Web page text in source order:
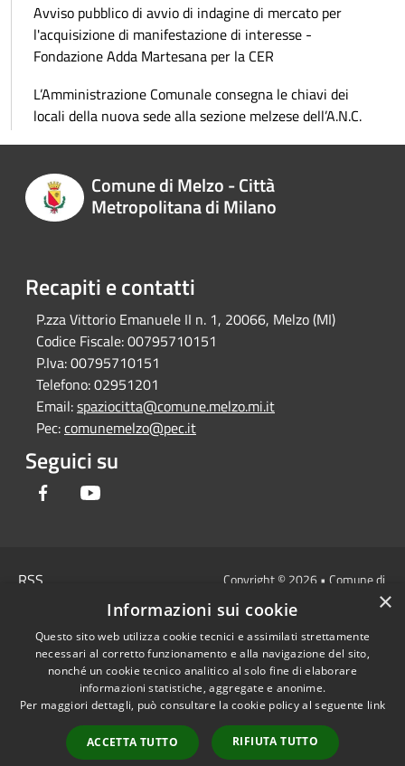
Avviso pubblico di avvio di indagine di mercato per
l'acquisizione di manifestazione di interesse -
Fondazione Adda Martesana per la CER
L’Amministrazione Comunale consegna le chiavi dei
locali della nuova sede alla sezione melzese dell’A.N.C.
Comune di Melzo - Città
Metropolitana di Milano
Recapiti e contatti
P.zza Vittorio Emanuele II n. 1, 20066, Melzo (MI)
Codice Fiscale:00795710151
P.Iva:00795710151
Telefono:02951201
Email:spaziocitta@comune.melzo.mi.it
Pec:comunemelzo@pec.it
Seguici su
Facebook
RSS
Cookie
Mappa del sito
Area Interna
Dichiarazione di
accessibilità e/o
segnalazioni di non
Copyright © 2026 • Comune di
Melzo - Città Metropolitana di
Milano • Powered by
Municipium•Accesso
redazione
×
Informazioni sui cookie
Questo sito web utilizza cookie tecnici e assimilati strettamente
necessari al corretto funzionamento e alla navigazione del sito,
nonché un cookie tecnico analitico al solo fine di elaborare
informazioni statistiche, aggregate e anonime.
Per maggiori dettagli, può consultare la cookie policy al seguente link
ACCETTA TUTTO RIFIUTA TUTTO